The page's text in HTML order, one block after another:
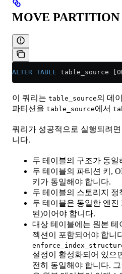
MOVE
ALTER TABLE table_source
이 쿼리는 table_source의 데
파티션을 table_source에서
쿼리가 성공적으로 실행되려
니다.
두 테이블의 구조가 동일
두 테이블의 파티션 키,
키가 동일해야 합니다.
두 테이블의 스토리지
두 테이블은 동일한 엔진
된)이어야 합니다.
대상 테이블에는 원본 테
젝션이 포함되어야 합니
설정이 활성화되어 있으
전히 동일해야 합니다.